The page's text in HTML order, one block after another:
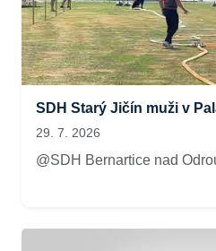
SDH Starý Jičín muži v
29. 7. 2026
@SDH Bernartice nad